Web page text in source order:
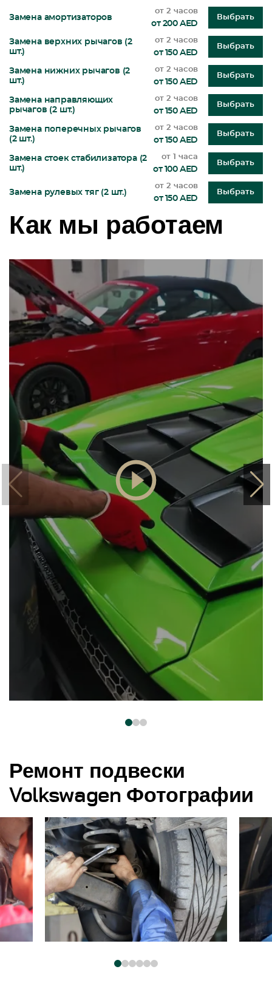
Замена амортизаторов
от 2 часов
от 200 AED
Выбрать
Замена верхних рычагов (2
шт.)
от 2 часов
от 150 AED
Выбрать
Замена нижних рычагов (2
шт.)
от 2 часов
от 150 AED
Выбрать
Замена направляющих
рычагов (2 шт.)
от 2 часов
от 150 AED
Выбрать
Замена поперечных рычагов
(2 шт.)
от 2 часов
от 150 AED
Выбрать
Замена стоек стабилизатора (2
шт.)
от 1 часа
от 100 AED
Выбрать
Замена рулевых тяг (2 шт.)
от 2 часов
от 150 AED
Выбрать
Как мы работаем
Ремонт подвески
Volkswagen Фотографии